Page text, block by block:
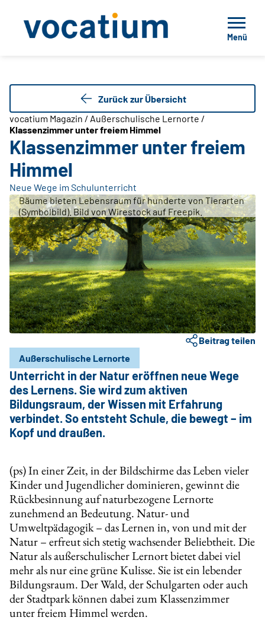
Menü
Zurück zur Übersicht
vocatium Magazin / Außerschulische Lernorte /
Klassenzimmer unter freiem Himmel
Klassenzimmer unter freiem
Himmel
Neue Wege im Schulunterricht
Bäume bieten Lebensraum für hunderte von Tierarten
(Symbolbild). Bild von Wirestock auf Freepik.
Beitrag teilen
Außerschulische Lernorte
Unterricht in der Natur eröffnen neue Wege
des Lernens. Sie wird zum aktiven
Bildungsraum, der Wissen mit Erfahrung
verbindet. So entsteht Schule, die bewegt – im
Kopf und draußen.
(ps) In einer Zeit, in der Bildschirme das Leben vieler
Kinder und Jugendlicher dominieren, gewinnt die
Rückbesinnung auf naturbezogene Lernorte
zunehmend an Bedeutung. Natur- und
Umweltpädagogik – das Lernen in, von und mit der
Natur – erfreut sich stetig wachsender Beliebtheit. Die
Natur als außerschulischer Lernort bietet dabei viel
mehr als nur eine grüne Kulisse. Sie ist ein lebender
Bildungsraum. Der Wald, der Schulgarten oder auch
der Stadtpark können dabei zum Klassenzimmer
unter freiem Himmel werden.